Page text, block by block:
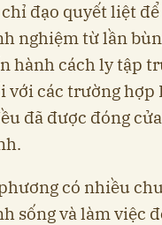
đạo quyết liệt
nghiệm từ lần
hành cách ly tập
với các trường hợp
đã được đóng
có nhiều
sống và làm việc